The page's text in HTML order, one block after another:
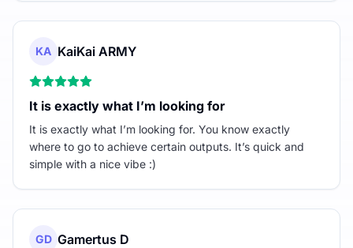
KA KaiKai ARMY
It is exactly what I’m looking for
It is exactly what I’m looking for. You know exactly
where to go to achieve certain outputs. It’s quick and
simple with a nice vibe :)
GD Gamertus D